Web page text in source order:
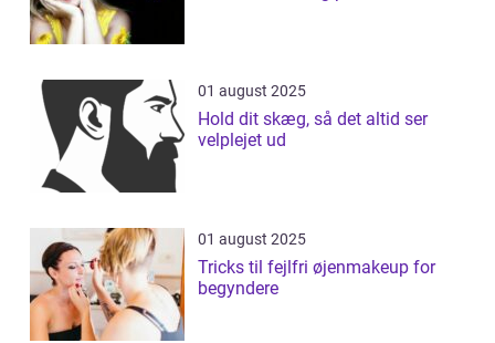
01 august 2025
Hold dit skæg, så det altid ser
velplejet ud
01 august 2025
Tricks til fejlfri øjenmakeup for
begyndere